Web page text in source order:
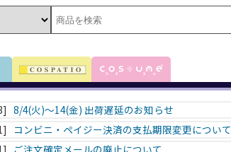
8/4(火)～14(金) 出荷遅延のお知らせ
コンビニ・ペイジー決済の支払期限変更について
ご注文確定メールの廃止について